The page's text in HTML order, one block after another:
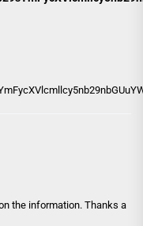
the information. Thanks a